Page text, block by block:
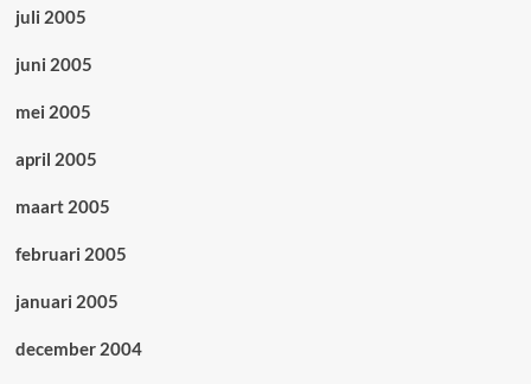
juli 2005
juni 2005
mei 2005
april 2005
maart 2005
februari 2005
januari 2005
december 2004